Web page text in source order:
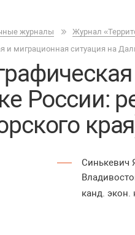
журналы Журнал
и миграционная ситуация на
России:
Синькевич
канд. экон.